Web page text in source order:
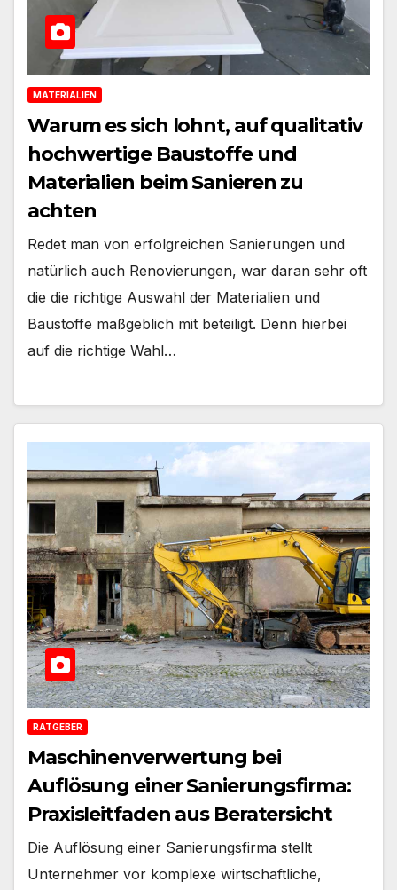
MATERIALIEN
Warum es sich lohnt, auf qualitativ
hochwertige Baustoffe und
Materialien beim Sanieren zu
achten
Redet man von erfolgreichen Sanierungen und
natürlich auch Renovierungen, war daran sehr oft
die die richtige Auswahl der Materialien und
Baustoffe maßgeblich mit beteiligt. Denn hierbei
auf die richtige Wahl…
RATGEBER
Maschinenverwertung bei
Auflösung einer Sanierungsfirma:
Praxisleitfaden aus Beratersicht
Die Auflösung einer Sanierungsfirma stellt
Unternehmer vor komplexe wirtschaftliche,